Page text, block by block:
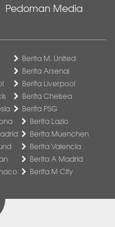
Pedoman Media
Berita M. United
Berita Arsenal
Berita Liverpool
Berita Chelsea
Berita PSG
Berita Lazio
Berita Muenchen
Berita Valencia
Berita A Madrid
Berita M City